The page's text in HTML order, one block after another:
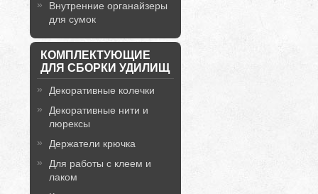
Внутренние органайзеры
для сумок
КОМПЛЕКТУЮЩИЕ
ДЛЯ СБОРКИ УДИЛИЩ
Декоративные колечки
Декоративные нити и
люрексы
Держатели крючка
Для работы с клеем и
лаком